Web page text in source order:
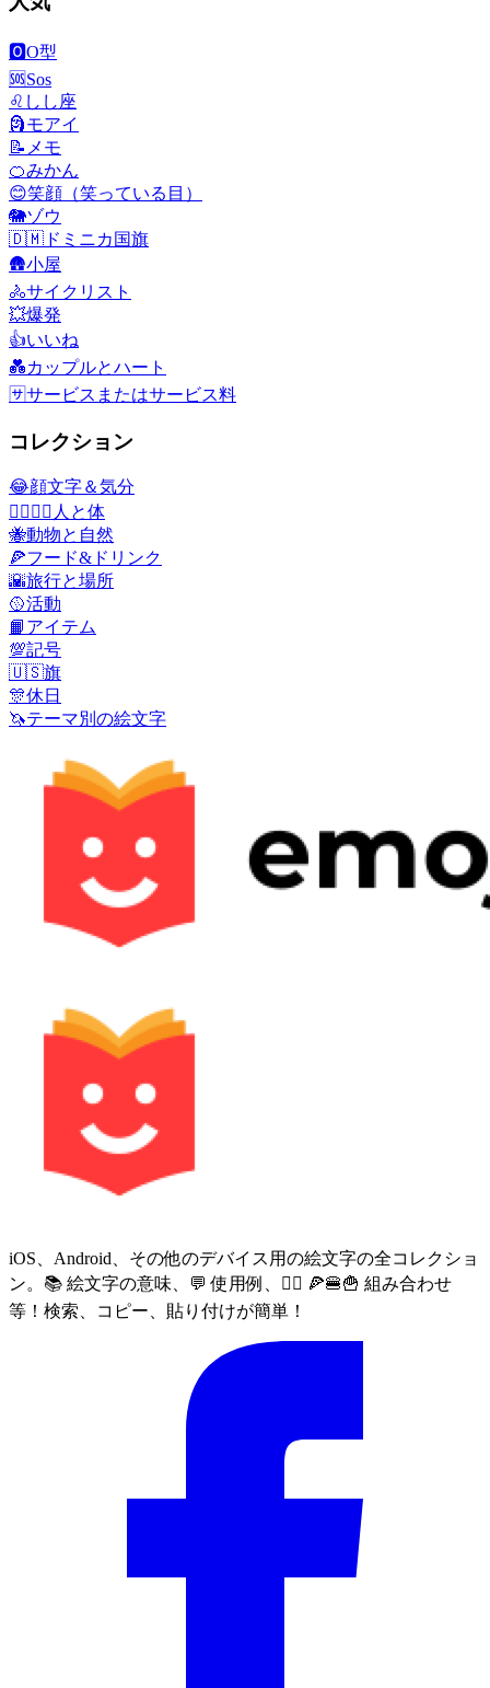
🅾️O型
🆘Sos
♌ しし座
🗿モアイ
📝 メモ
🍊みかん
😊笑顔（笑っている目）
🐘ゾウ
🇩🇲 ドミニカ国旗
🛖小屋
🚴サイクリスト
💥爆発
👍いいね
💑カップルとハート
🈂️サービスまたはサービス料
コレクション
😂顔文字＆気分
👩‍❤️‍💋‍👨 人と体
🐝動物と自然
🍕フード&ドリンク
🌇旅行と場所
🥎活動
📙 アイテム
💯記号
🇺🇸旗
🎊休日
🦄テーマ別の絵文字
iOS、Android、その他のデバイス用の絵文字の全コレクショ
ン。📚 絵文字の意味、💬 使用例、🙅‍♀️ 🍕🍔🍟 組み合わせ
等！検索、コピー、貼り付けが簡単！